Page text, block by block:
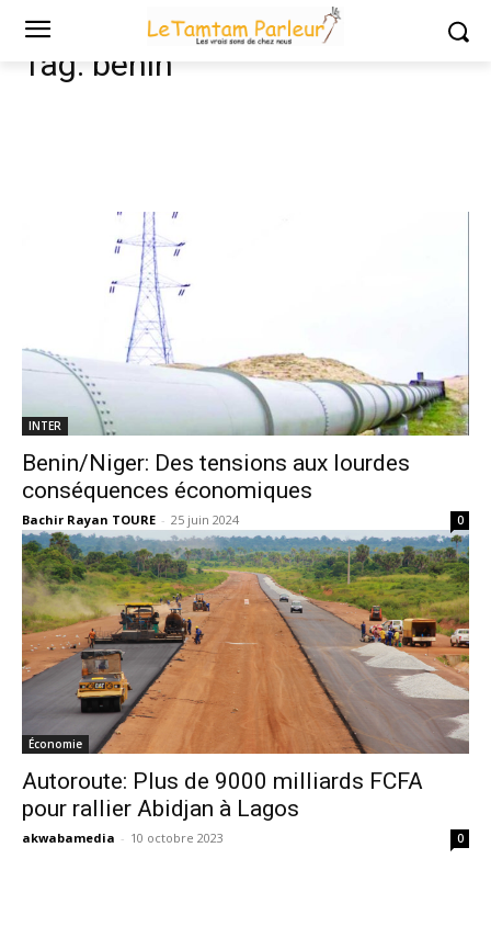
Tags
Tag: benin
INTER
Benin/Niger: Des tensions aux lourdes
conséquences économiques
Bachir Rayan TOURE - 25 juin 2024 0
Économie
Autoroute: Plus de 9000 milliards FCFA
pour rallier Abidjan à Lagos
akwabamedia - 10 octobre 2023 0